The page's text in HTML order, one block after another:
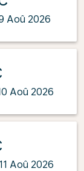
Aoû 2026
Aoû 2026
Aoû 2026